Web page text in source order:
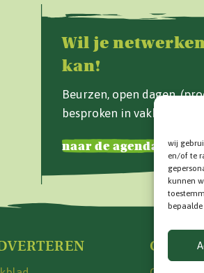
wij
en/of te
kunnen
Wil je
kan!
Beurzen, open dagen,
besproken in vakblad
naar de agenda